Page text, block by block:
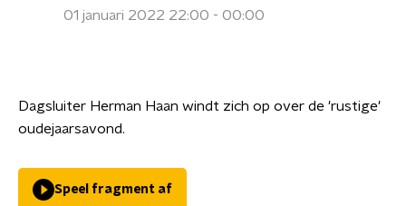
01 januari 2022 22:00 - 00:00
Dagsluiter Herman Haan windt zich op over de 'rustige'
oudejaarsavond.
Speel fragment af